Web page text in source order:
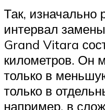
Так, изначально
интервал
Grand Vitara
километров. Он
только в
только в
например, в